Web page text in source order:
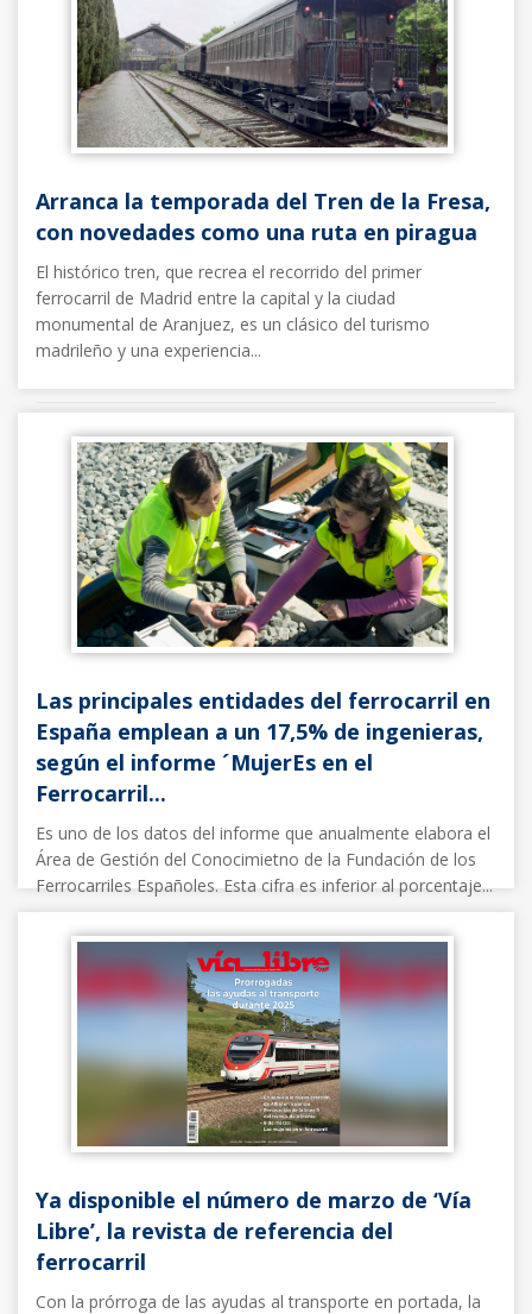
Arranca la temporada del Tren de la Fresa,
con novedades como una ruta en piragua
El histórico tren, que recrea el recorrido del primer
ferrocarril de Madrid entre la capital y la ciudad
monumental de Aranjuez, es un clásico del turismo
madrileño y una experiencia...
Las principales entidades del ferrocarril en
España emplean a un 17,5% de ingenieras,
según el informe ´MujerEs en el
Ferrocarril...
Es uno de los datos del informe que anualmente elabora el
Área de Gestión del Conocimietno de la Fundación de los
Ferrocarriles Españoles. Esta cifra es inferior al porcentaje...
Noticias FFE 07/03/2025
Ya disponible el número de marzo de ‘Vía
Libre’, la revista de referencia del
ferrocarril
Con la prórroga de las ayudas al transporte en portada, la